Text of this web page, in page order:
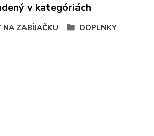
v kategóriách
NA ZABÍJAČKU DOPLNKY